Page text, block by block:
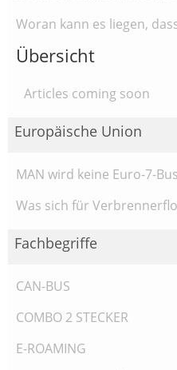
Woran kann es liegen,
Übersicht
Articles coming soon
Europäische Union
MAN wird keine Euro-7-
Was sich für
Fachbegriffe
CAN-BUS
COMBO 2 STECKER
E-ROAMING